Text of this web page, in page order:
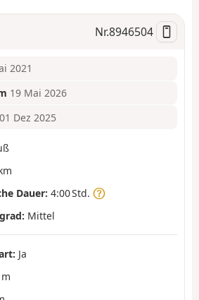
n
Nr.8946504
2021
19 Mai 2026
01 Dez 2025
Dauer: 4:00 Std.
Mittel
Ja